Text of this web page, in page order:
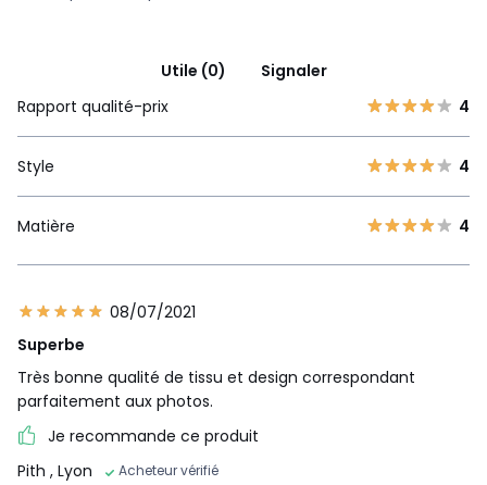
Utile (0)
Signaler
Rapport qualité-prix
4
Style 4
Matière 4
08/07/2021
Superbe
Très bonne qualité de tissu et design correspondant
parfaitement aux photos.
Je recommande ce produit
Pith , Lyon Acheteur vérifié